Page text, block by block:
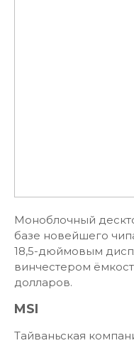
Моноблочный
базе новейшего
18,5-дюймовым
винчестером
долларов.
MSI
Тайваньская